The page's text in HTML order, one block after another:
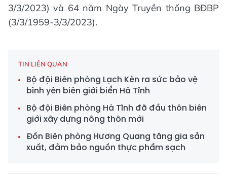
3/3/2023) và 64 năm Ngày Truyền thống BĐBP
(3/3/1959-3/3/2023).
TIN LIÊN QUAN
Bộ đội Biên phòng Lạch Kèn ra sức bảo vệ
bình yên biên giới biển Hà Tĩnh
Bộ đội Biên phòng Hà Tĩnh đỡ đầu thôn biên
giới xây dựng nông thôn mới
Đồn Biên phòng Hương Quang tăng gia sản
xuất, đảm bảo nguồn thực phẩm sạch